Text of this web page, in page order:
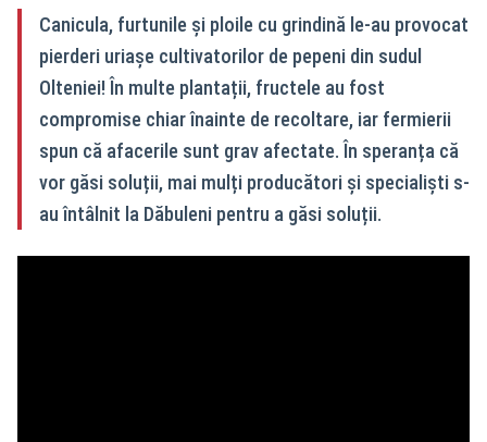
Canicula, furtunile și ploile cu grindină le-au provocat
pierderi uriașe cultivatorilor de pepeni din sudul
Olteniei! În multe plantații, fructele au fost
compromise chiar înainte de recoltare, iar fermierii
spun că afacerile sunt grav afectate. În speranța că
vor găsi soluții, mai mulți producători și specialiști s-
au întâlnit la Dăbuleni pentru a găsi soluții.